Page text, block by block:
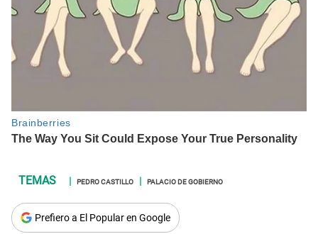
PEDRO CASTILLO PALACIO DE GOBIERNO
Prefiero a El Popular en Google